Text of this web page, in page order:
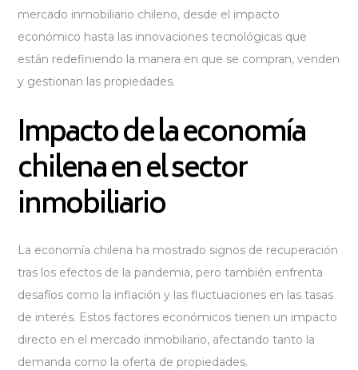
mercado inmobiliario chileno, desde el impacto
económico hasta las innovaciones tecnológicas que
están redefiniendo la manera en que se compran, venden
y gestionan las propiedades.
Impacto de la economía
chilena en el sector
inmobiliario
La economía chilena ha mostrado signos de recuperación
tras los efectos de la pandemia, pero también enfrenta
desafíos como la inflación y las fluctuaciones en las tasas
de interés. Estos factores económicos tienen un impacto
directo en el mercado inmobiliario, afectando tanto la
demanda como la oferta de propiedades.